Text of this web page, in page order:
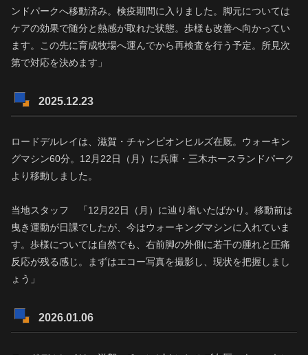
ンドパークへ移動済み。検疫期間に入りました。脚元については
ケアの効果で随分と熱感が取れた状態。歩様も改善へ向かってい
ます。この先に育成牧場へ運んでから再検査を行う予定。所見次
第で対応を決めます」
2025.12.23
ロードデルレイは、滋賀・チャンピオンヒルズ在厩。ウォーキン
グマシン60分。12月22日（月）に兵庫・三木ホースランドパーク
より移動しました。
当地スタッフ 「12月22日（月）に辿り着いたばかり。移動前は
曳き運動が日課でしたが、今はウォーキングマシンに入れていま
す。歩様については自然でも、右前脚の外側に若干の腫れと圧痛
反応が残る感じ。まずはエコー写真を撮影し、現状を把握しまし
ょう」
2026.01.06